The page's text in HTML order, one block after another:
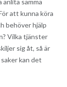
anlita samma
att kunna köra
behöver hjälp
Vilka tjänster
sig åt, så är
kan det